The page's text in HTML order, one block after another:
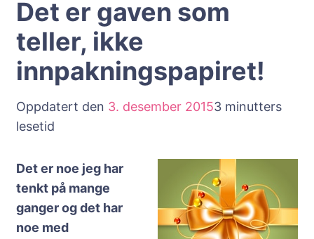
Det er gaven som
teller, ikke
innpakningspapiret!
Oppdatert den 3. desember 20153 minutters
lesetid
Det er noe jeg har
tenkt på mange
ganger og det har
noe med